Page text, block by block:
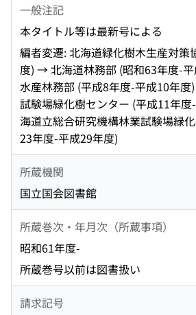
一般注記
本タイトル等は最新号による
編者変遷: 北海道緑化樹木生産対策
度) → 北海道林務部 (昭和63年度-
水産林務部 (平成8年度-平成10年
試験場緑化樹センター (平成11年
海道立総合研究機構林業試験場緑
23年度-平成29年度)
所蔵機関
国立国会図書館
所蔵巻次・年月次（所蔵事項）
昭和61年度-
所蔵巻号以前は図書扱い
請求記号